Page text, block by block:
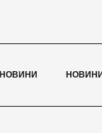
НОВИНИ НОВИНИ